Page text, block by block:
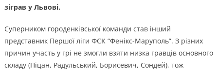
зіграв у Львові.
Суперником городенківської команди став інший
представник Першої ліги ФСК “Фенікс-Маруполь”. З різних
причин участь у грі не змогли взяти низка гравців основного
складу (Піцан, Радульський, Борисевич, Сондей), тож